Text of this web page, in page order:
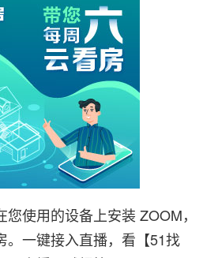
使用的设备上安装 ZOOM，
。一键接入直播，看【51找